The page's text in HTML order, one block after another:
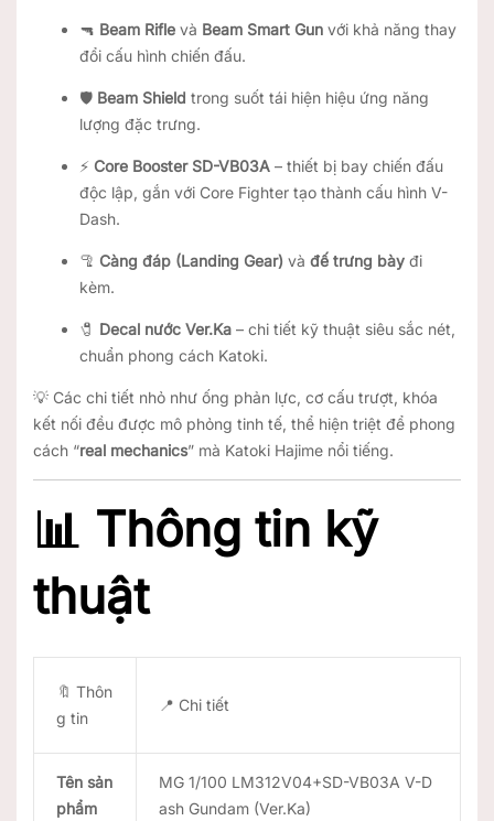
🔫 Beam Rifle và Beam Smart Gun với khả năng thay
đổi cấu hình chiến đấu.
🛡️ Beam Shield trong suốt tái hiện hiệu ứng năng
lượng đặc trưng.
⚡ Core Booster SD-VB03A – thiết bị bay chiến đấu
độc lập, gắn với Core Fighter tạo thành cấu hình V-
Dash.
🦿 Càng đáp (Landing Gear) và đế trưng bày đi
kèm.
🧷 Decal nước Ver.Ka – chi tiết kỹ thuật siêu sắc nét,
chuẩn phong cách Katoki.
💡 Các chi tiết nhỏ như ống phản lực, cơ cấu trượt, khóa
kết nối đều được mô phỏng tinh tế, thể hiện triệt để phong
cách “real mechanics” mà Katoki Hajime nổi tiếng.
📊 Thông tin kỹ
thuật
🔖 Thôn
g tin
📍 Chi tiết
Tên sản
phẩm
MG 1/100 LM312V04+SD-VB03A V-D
ash Gundam (Ver.Ka)